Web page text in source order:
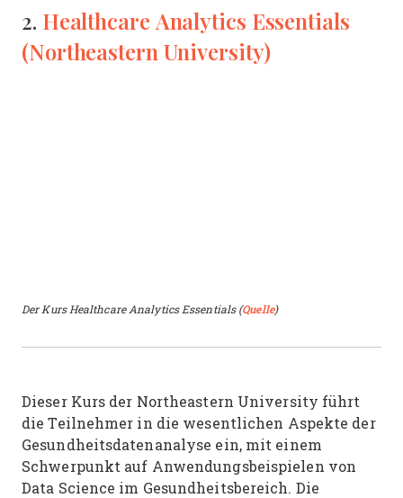
2. Healthcare Analytics Essentials
(Northeastern University)
Der Kurs Healthcare Analytics Essentials (Quelle)
Dieser Kurs der Northeastern University führt
die Teilnehmer in die wesentlichen Aspekte der
Gesundheitsdatenanalyse ein, mit einem
Schwerpunkt auf Anwendungsbeispielen von
Data Science im Gesundheitsbereich. Die